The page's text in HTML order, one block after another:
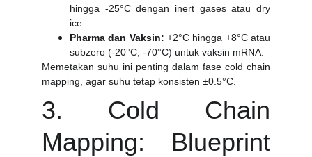
hingga -25°C dengan inert gases atau dry
ice.
Pharma dan Vaksin: +2°C hingga +8°C atau
subzero (-20°C, -70°C) untuk vaksin mRNA.
Memetakan suhu ini penting dalam fase cold chain
mapping, agar suhu tetap konsisten ±0.5°C.
3. Cold Chain
Mapping: Blueprint